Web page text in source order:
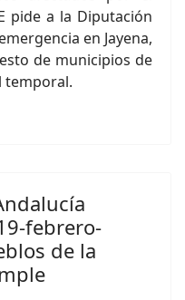
pide a la Diputación
en Jayena,
de municipios de
temporal.
febrero-
de la